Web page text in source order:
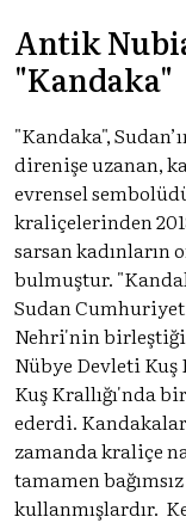
Antik
"Kandaka"
"Kandaka",
direnişe uzanan,
evrensel
kraliçelerinden
sarsan kadınların
bulmuştur.
Sudan
Nehri'nin
Nübye Devleti Kuş
Kuş Krallığı'nda
ederdi.
zamanda kraliçe
tamamen
kullanmışlardır.